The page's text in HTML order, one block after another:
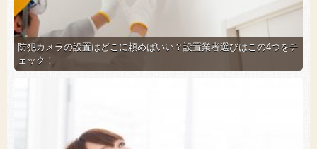
防犯カメラの設置はどこに頼めばいい？設置業者選びはこの4つをチ
ェック！